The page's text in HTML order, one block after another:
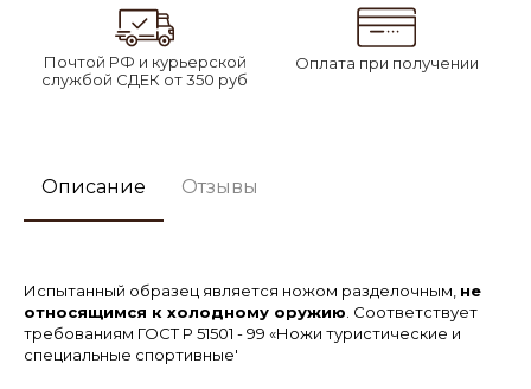
Почтой РФ и курьерской
службой СДЕК от 350 руб
Оплата при получении
Описание Отзывы
Испытанный образец является ножом разделочным, не
относящимся к холодному оружию . Соответствует
требованиям ГОСТ Р 51501 - 99 «Ножи туристические и
специальные спортивные'